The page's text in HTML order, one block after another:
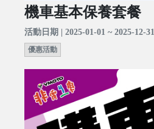
機車基本保養套餐
活動日期 | 2025-01-01 ~ 2025-12-31
優惠活動